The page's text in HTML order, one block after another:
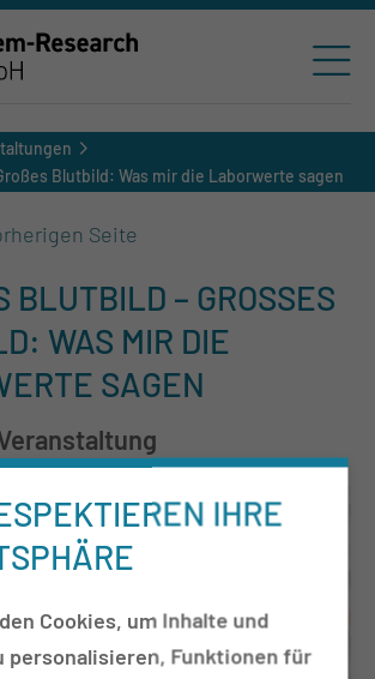
Blutbild: Was mir die Laborwerte sagen
Seite
– GROSSES B
WAS MIR DIE L
SAGEN
IHRE
Cookies, um Inhalte und
personalisieren, Funktionen für